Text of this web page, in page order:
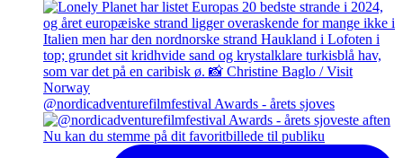
@nordicadventurefilmfestival Awards - årets sjoves
Nu kan du stemme på dit favoritbillede til publiku